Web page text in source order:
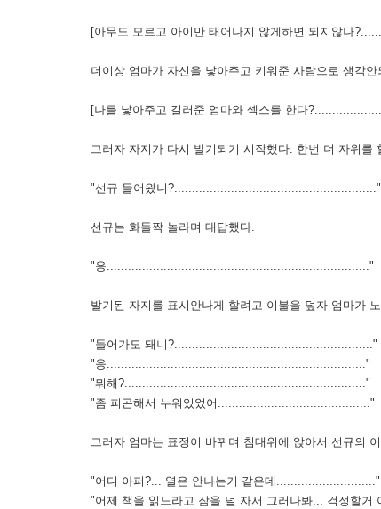
[아무도 모르고 아이만 태어나지 않게하면 되지않나
더이상 엄마가 자신을 낳아주고 키워준 사람으로 생각
[나를 낳아주고 길러준 엄마와 섹스를 한다
그러자 자지가 다시 발기되기 시작했다. 한번 더 자위를
"선규 들어왔니?........................................................."
선규는 화들짝 놀라며 대답했다.
"응.........................................................................."
발기된 자지를 표시안나게 할려고 이불을 덮자 엄마가
"들어가도 돼니?........................................................"
"응........................................................................."
"뭐해?...................................................................."
"좀 피곤해서 누워있었어..........................................."
그러자 엄마는 표정이 바뀌며 침대위에 앉아서 선규의
"어디 아퍼?... 열은 안나는거 같은데............................"
"어제 책을 읽느라고 잠을 덜 자서 그러나봐... 걱정할거